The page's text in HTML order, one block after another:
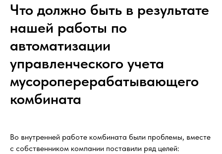
Что должно быть в результате
нашей работы по
автоматизации
управленческого учета
мусороперерабатывающего
комбината
Во внутренней работе комбината были проблемы, вместе
с собственником компании поставили ряд целей: